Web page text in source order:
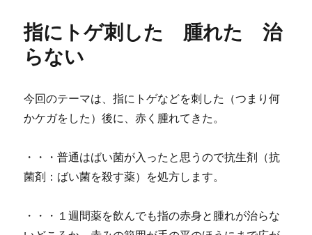
間
指にトゲ刺した 腫れた 治
らない
今回のテーマは、指にトゲなどを刺した（つまり何
かケガをした）後に、赤く腫れてきた。
・・・普通はばい菌が入ったと思うので抗生剤（抗
菌剤：ばい菌を殺す薬）を処方します。
・・・１週間薬を飲んでも指の赤身と腫れが治らな